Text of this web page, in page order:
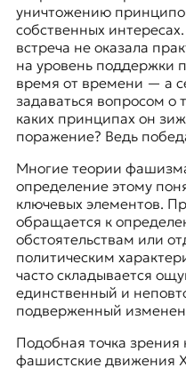
т
е
к
с
т
е
уничтожению
собственных
встреча не оказала
на уровень поддержки
время от времени — а
задаваться вопросом о
каких принципах он
поражение? Ведь
Многие теории
определение этому
ключевых элементов.
обращается к
обстоятельствам или
политическим
часто складывается
единственный и
подверженный
Подобная точка зрения
фашистские движения